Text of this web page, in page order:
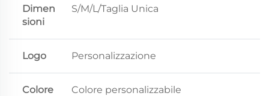
Dimen
sioni
S/M/L/Taglia Unica
Logo Personalizzazione
Colore Colore personalizzabile